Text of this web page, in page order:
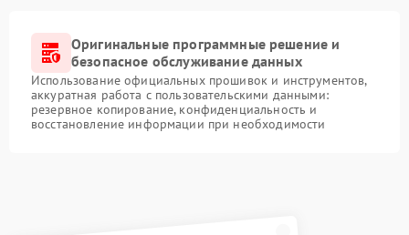
Оригинальные программные решение и
безопасное обслуживание данных
Использование официальных прошивок и инструментов,
аккуратная работа с пользовательскими данными:
резервное копирование, конфиденциальность и
восстановление информации при необходимости